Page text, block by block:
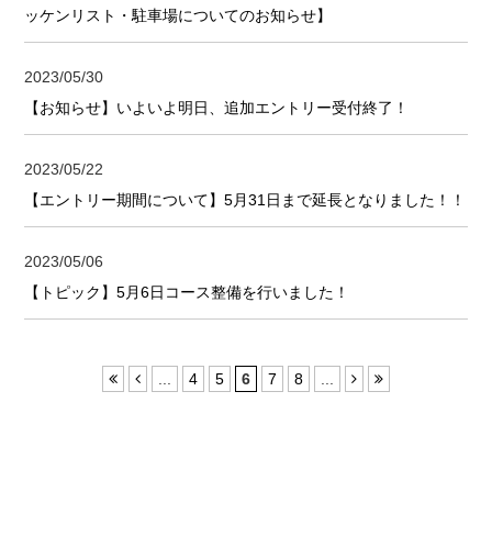
ッケンリスト・駐車場についてのお知らせ】
2023/05/30
【お知らせ】いよいよ明日、追加エントリー受付終了！
2023/05/22
【エントリー期間について】5月31日まで延長となりました！！
2023/05/06
【トピック】5月6日コース整備を行いました！
4 5 6 7 8